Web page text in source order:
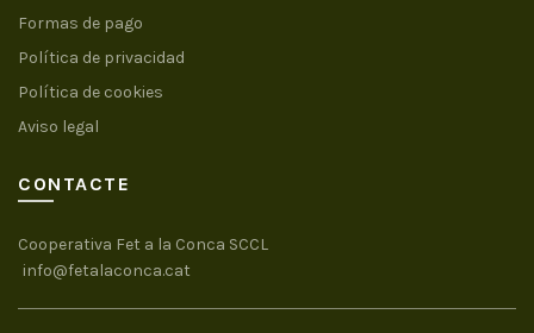
Formas de pago
Política de privacidad
Política de cookies
Aviso legal
CONTACTE
Cooperativa Fet a la Conca SCCL
info@fetalaconca.cat